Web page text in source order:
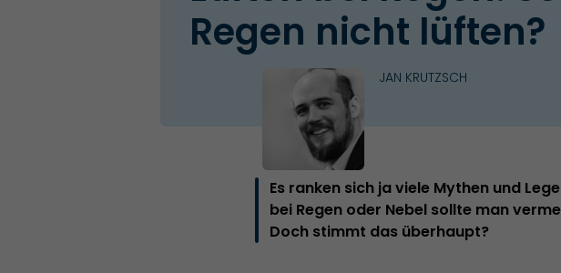
Regen nicht lüften?
JAN KRUTZSCH
Es ranken sich ja viele Mythen und
bei Regen oder Nebel sollte man
Doch stimmt das überhaupt?